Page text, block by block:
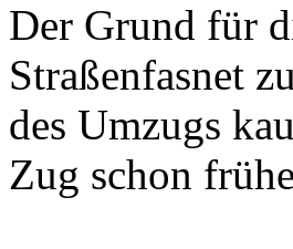
Der Grund für
Straßenfasnet
des Umzugs
Zug schon